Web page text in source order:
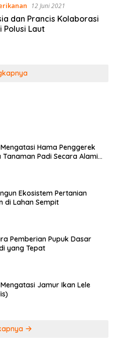
12 Juni 2021
dan Prancis Kolaborasi
Polusi Laut
Hama Penggerek
Padi Secara Alami
Ekosistem Pertanian
di Lahan Sempit
Pemberian Pupuk Dasar
yang Tepat
Jamur Ikan Lele